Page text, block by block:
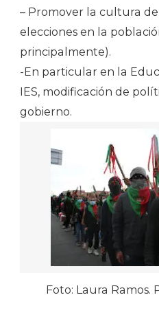
– Promover la cultura
elecciones en la
principalmente).
-En particular en la
IES, modificación de
gobierno.
Foto: Laura Ramos.